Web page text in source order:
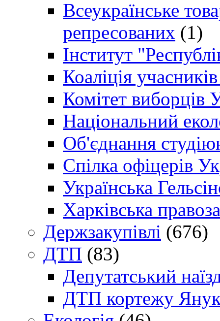
Всеукраїнське
репресованих (1)
Інститут
Коаліція
Комітет виборців
Національний
Об'єднання
Спілка офіцерів
Українська
Харківська
Держзакупівлі (676)
ДТП (83)
Депутатський
ДТП кортежу